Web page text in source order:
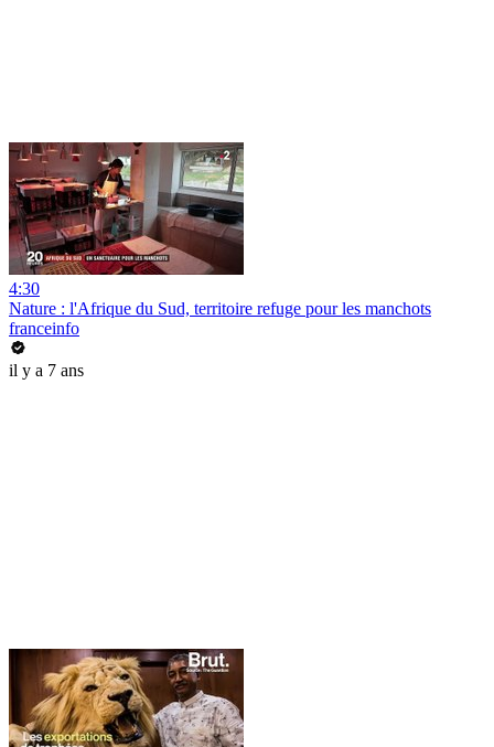
4:30
Nature : l'Afrique du Sud, territoire refuge pour les manchots
franceinfo
il y a 7 ans